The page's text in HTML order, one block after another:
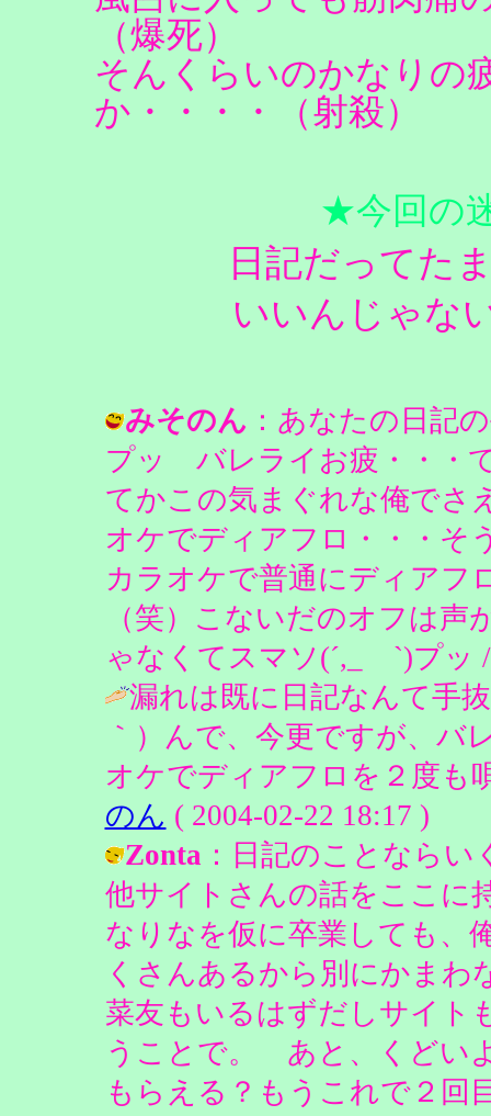
（爆死）
そんくらいのかなりの
か・・・・（射殺）
★今回の
日記だってた
いいんじゃな
みそのん ：あなたの日記
プッ バレライお疲・・・
てかこの気まぐれな俺で
オケでディアフロ・・・そ
カラオケで普通にディアフ
（笑）こないだのオフは
ゃなくてスマソ(´,_ゝ`)プッ
漏れは既に日記なんて手
｀）んで、今更ですが、バ
オケでディアフロを２度も
のん ( 2004-02-22 18:17 )
Zonta ：日記のことなら
他サイトさんの話をここ
なりなを仮に卒業しても、
くさんあるから別にかま
菜友もいるはずだしサイ
うことで。 あと、くどい
もらえる？もうこれで２回